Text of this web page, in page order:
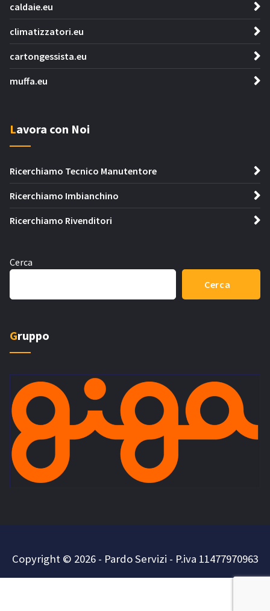
caldaie.eu
climatizzatori.eu
cartongessista.eu
muffa.eu
Lavora con Noi
Ricerchiamo Tecnico Manutentore
Ricerchiamo Imbianchino
Ricerchiamo Rivenditori
Cerca
Cerca
Gruppo
Copyright © 2026 - Pardo Servizi - P.iva 11477970963